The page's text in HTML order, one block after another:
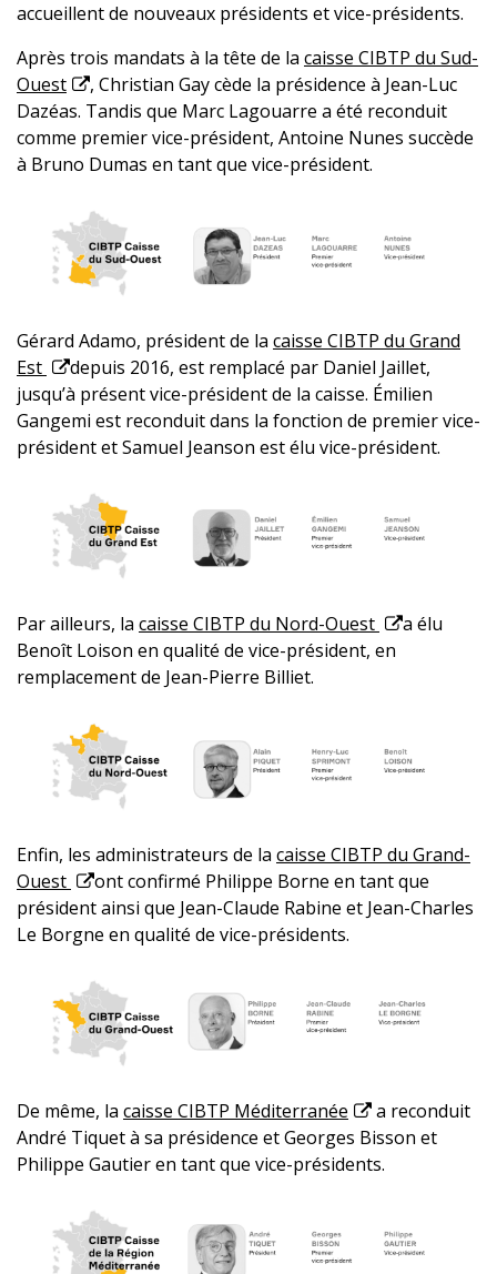
accueillent de nouveaux présidents et vice-présidents.
Après trois mandats à la tête de la caisse CIBTP du Sud-
Ouest
, Christian Gay cède la présidence à Jean-Luc
Dazéas. Tandis que Marc Lagouarre a été reconduit
comme premier vice-président, Antoine Nunes succède
à Bruno Dumas en tant que vice-président.
Gérard Adamo, président de la caisse CIBTP du Grand
Est
depuis 2016, est remplacé par Daniel Jaillet,
jusqu’à présent vice-président de la caisse. Émilien
Gangemi est reconduit dans la fonction de premier vice-
président et Samuel Jeanson est élu vice-président.
Par ailleurs, la caisse CIBTP du Nord-Ouest
a élu
Benoît Loison en qualité de vice-président, en
remplacement de Jean-Pierre Billiet.
Enfin, les administrateurs de la caisse CIBTP du Grand-
Ouest
ont confirmé Philippe Borne en tant que
président ainsi que Jean-Claude Rabine et Jean-Charles
Le Borgne en qualité de vice-présidents.
De même, la caisse CIBTP Méditerranée
a reconduit
André Tiquet à sa présidence et Georges Bisson et
Philippe Gautier en tant que vice-présidents.